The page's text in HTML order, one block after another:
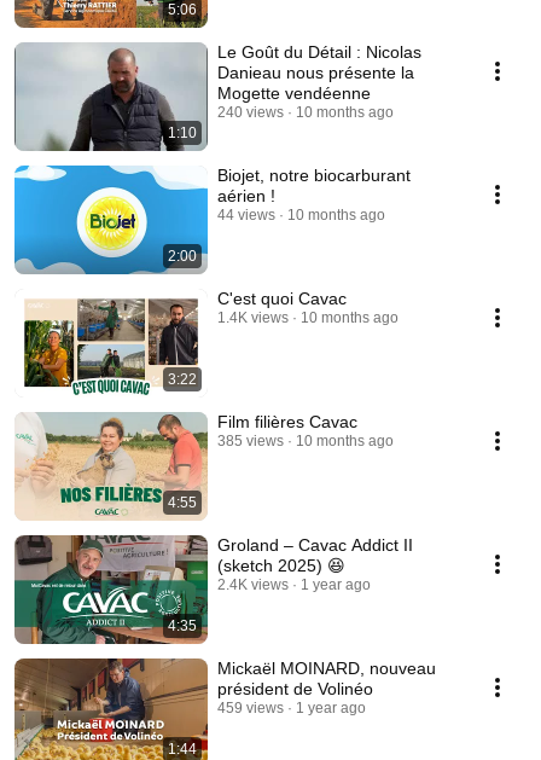
5:06
1:10
Le Goût du Détail : Nicolas
Danieau nous présente la
Mogette vendéenne
240 views 10 months ago
2:00
Biojet, notre biocarburant
aérien !
44 views 10 months ago
3:22
C'est quoi Cavac
1.4K views 10 months ago
4:55
Film filières Cavac
385 views 10 months ago
4:35
Groland – Cavac Addict II
(sketch 2025) 😆
2.4K views 1 year ago
1:44
Mickaël MOINARD, nouveau
président de Volinéo
459 views 1 year ago